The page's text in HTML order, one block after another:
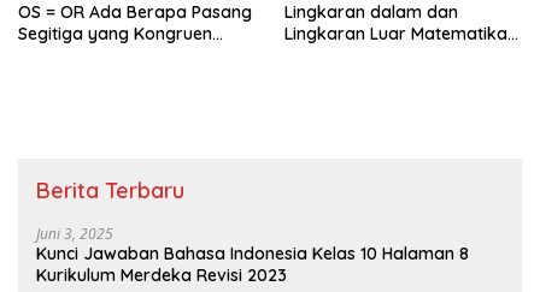
OS = OR Ada Berapa Pasang
Segitiga yang Kongruen
Lingkaran dalam dan
Lingkaran Luar Matematika
Berita Terbaru
Juni 3, 2025
Kunci Jawaban Bahasa Indonesia Kelas 10 Halaman 8
Kurikulum Merdeka Revisi 2023